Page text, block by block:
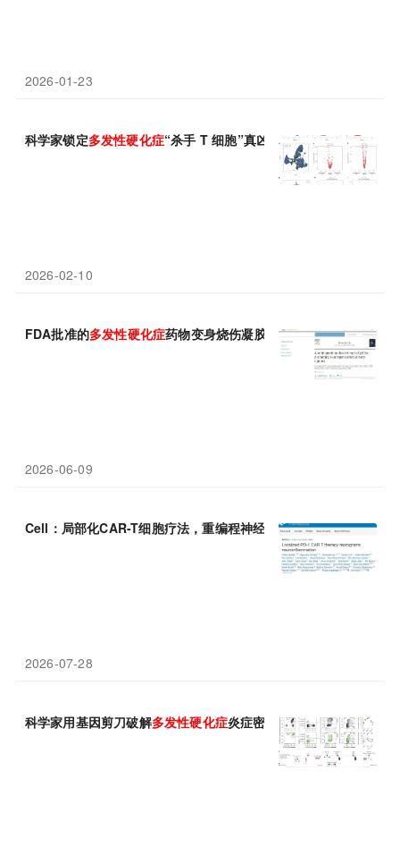
2026-01-23
科学家锁定多发性硬化症“杀手 T 细胞”真凶
2026-02-10
FDA批准的多发性硬化症药物变身烧伤凝胶，21天促近痊愈
2026-06-09
Cell：局部化CAR-T细胞疗法，重编程神经炎症，安全精准治疗
2026-07-28
科学家用基因剪刀破解多发性硬化症炎症密码